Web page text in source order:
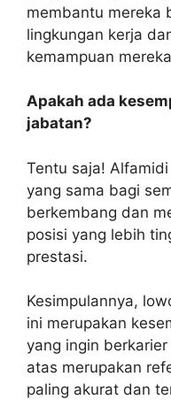
membantu mereka
lingkungan kerja
kemampuan
Apakah ada
jabatan?
Tentu saja!
yang sama bagi
berkembang dan
posisi yang lebih
prestasi.
Kesimpulannya,
ini merupakan
yang ingin
atas merupakan
paling akurat dan